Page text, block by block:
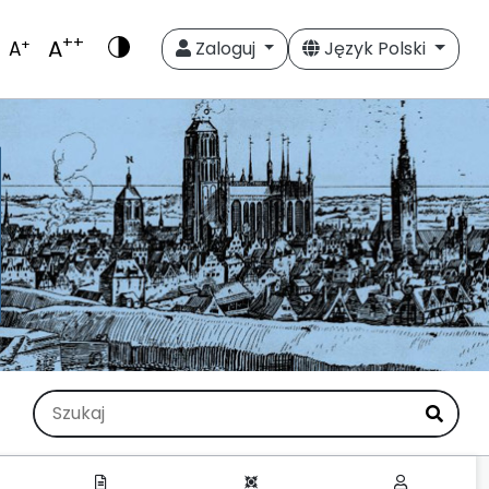
A+ A++ Zaloguj Język Polski